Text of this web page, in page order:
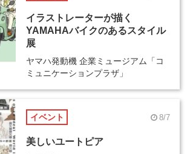
イラストレーターが描く
YAMAHAバイクのあるスタイル
展
ヤマハ発動機 企業ミュージアム「コ
ミュニケーションプラザ」
イベント 8/7
美しいユートピア